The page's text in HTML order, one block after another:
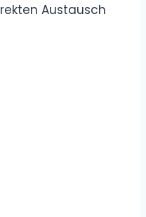
Austausch